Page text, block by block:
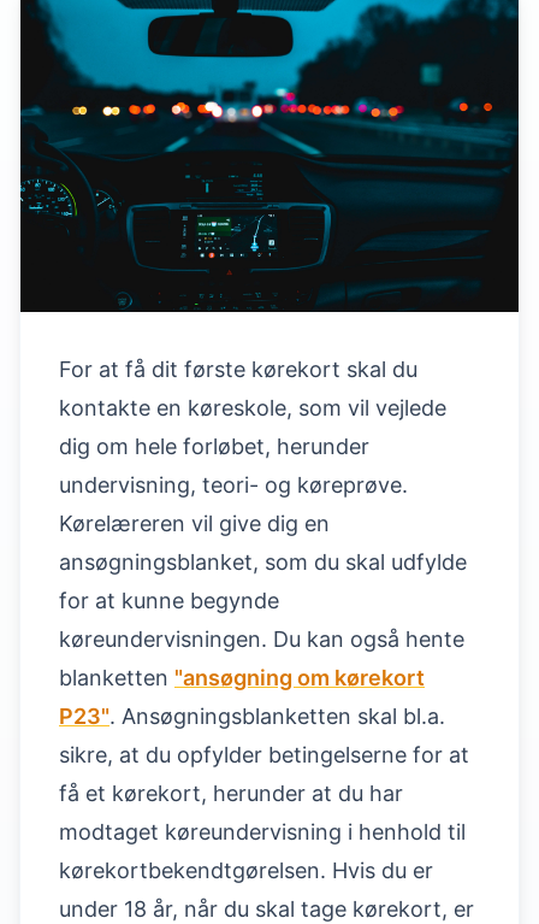
For at få dit første kørekort skal du
kontakte en køreskole, som vil vejlede
dig om hele forløbet, herunder
undervisning, teori- og køreprøve.
Kørelæreren vil give dig en
ansøgningsblanket, som du skal udfylde
for at kunne begynde
køreundervisningen. Du kan også hente
blanketten "ansøgning om kørekort
P23". Ansøgningsblanketten skal bl.a.
sikre, at du opfylder betingelserne for at
få et kørekort, herunder at du har
modtaget køreundervisning i henhold til
kørekortbekendtgørelsen. Hvis du er
under 18 år, når du skal tage kørekort, er